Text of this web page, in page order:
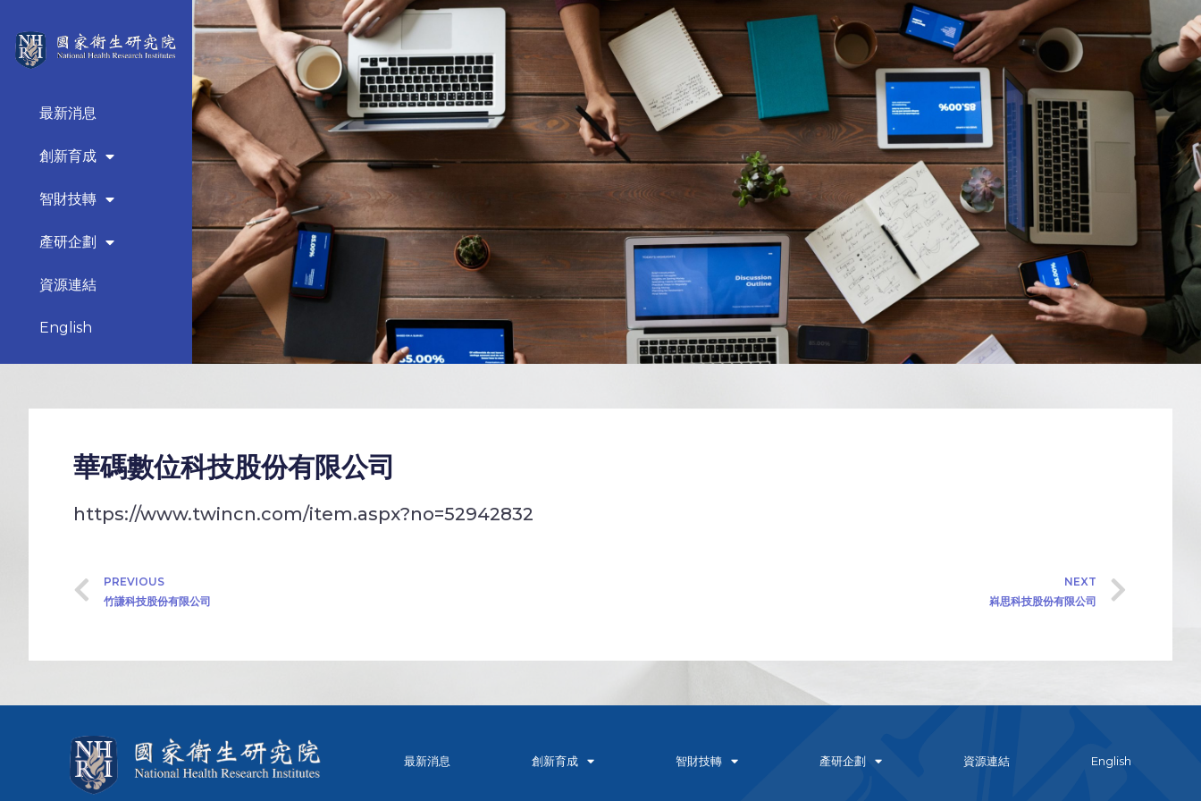
最新消息
創新育成
智財技轉
產研企劃
資源連結
English
華碼數位科技股份有限公司
https://www.twincn.com/item.aspx?no=52942832
PREVIOUS
竹謙科技股份有限公司
NEXT
嵙思科技股份有限公司
最新消息 創新育成 智財技轉 產研企劃 資源連結 English